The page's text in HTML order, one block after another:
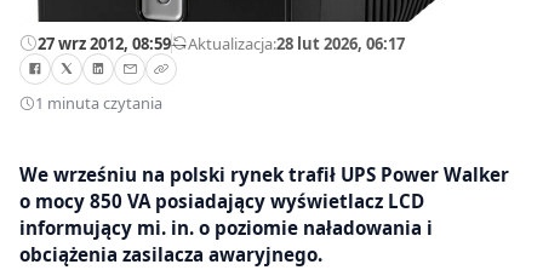
27 wrz 2012, 08:59—Aktualizacja:28 lut 2026, 06:17
1 minuta czytania
We wrześniu na polski rynek trafił UPS Power Walker
o mocy 850 VA posiadający wyświetlacz LCD
informujący mi. in. o poziomie naładowania i
obciążenia zasilacza awaryjnego.